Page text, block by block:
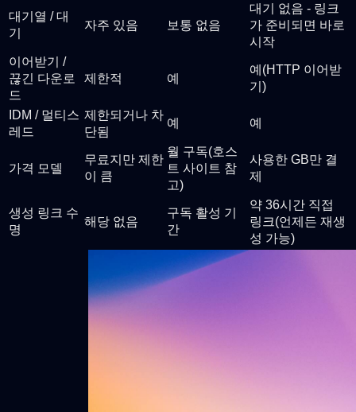
대기열 / 대
기
자주 있음 보통 없음
대기 없음 - 링크
가 준비되면 바로
시작
이어받기 /
끊긴 다운로
드
제한적 예
예(HTTP 이어받
기)
IDM / 멀티스
레드
제한되거나 차
단됨
예 예
가격 모델
무료지만 제한
이 큼
월 구독(호스
트 사이트 참
고)
사용한 GB만 결
제
생성 링크 수
명
해당 없음
구독 활성 기
간
약 36시간 직접
링크(언제든 재생
성 가능)